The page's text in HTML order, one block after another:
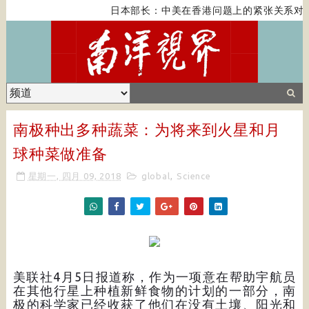
日本部长：中美在香港问题上的紧张关系对
南极种出多种蔬菜：为将来到火星和月
球种菜做准备
星期一, 四月 09, 2018 global , Science
美联社4月5日报道称，作为一项意在帮助宇航员
在其他行星上种植新鲜食物的计划的一部分，南
极的科学家已经收获了他们在没有土壤、阳光和